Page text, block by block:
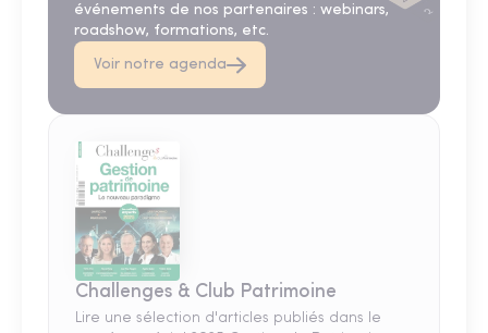
événements de nos partenaires : webinars,
roadshow, formations, etc.
Voir notre agenda
Challenges & Club Patrimoine
Lire une sélection d'articles publiés dans le